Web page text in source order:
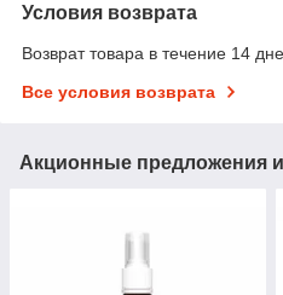
Условия возврата
Возврат товара в течение 14
Все условия возврата
Акционные предложения